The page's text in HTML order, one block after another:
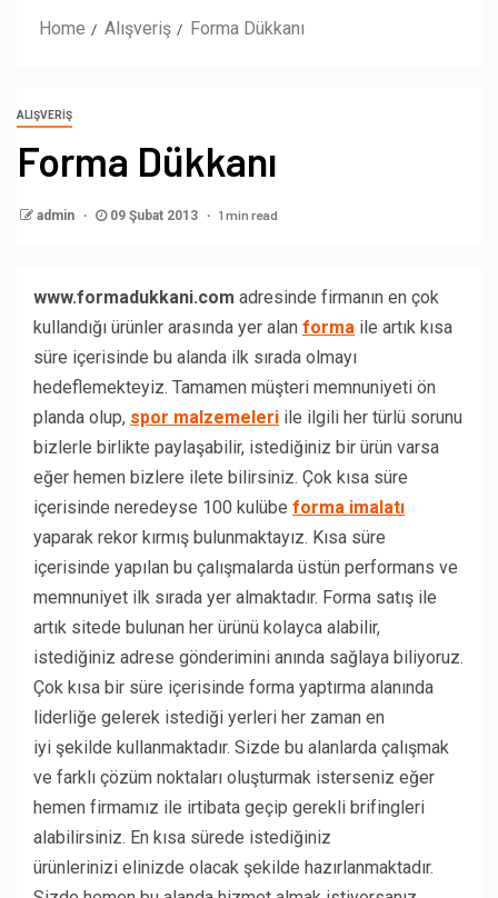
Home Alışveriş Forma Dükkanı
ALIŞVERIŞ
Forma Dükkanı
admin 09 Şubat 2013 1 min read
www.formadukkani.com adresinde firmanın en çok
kullandığı ürünler arasında yer alan forma ile artık kısa
süre içerisinde bu alanda ilk sırada olmayı
hedeflemekteyiz. Tamamen müşteri memnuniyeti ön
planda olup, spor malzemeleri ile ilgili her türlü sorunu
bizlerle birlikte paylaşabilir, istediğiniz bir ürün varsa
eğer hemen bizlere ilete bilirsiniz. Çok kısa süre
içerisinde neredeyse 100 kulübe forma imalatı
yaparak rekor kırmış bulunmaktayız. Kısa süre
içerisinde yapılan bu çalışmalarda üstün performans ve
memnuniyet ilk sırada yer almaktadır. Forma satış ile
artık sitede bulunan her ürünü kolayca alabilir,
istediğiniz adrese gönderimini anında sağlaya biliyoruz.
Çok kısa bir süre içerisinde forma yaptırma alanında
liderliğe gelerek istediği yerleri her zaman en
iyi şekilde kullanmaktadır. Sizde bu alanlarda çalışmak
ve farklı çözüm noktaları oluşturmak isterseniz eğer
hemen firmamız ile irtibata geçip gerekli brifingleri
alabilirsiniz. En kısa sürede istediğiniz
ürünlerinizi elinizde olacak şekilde hazırlanmaktadır.